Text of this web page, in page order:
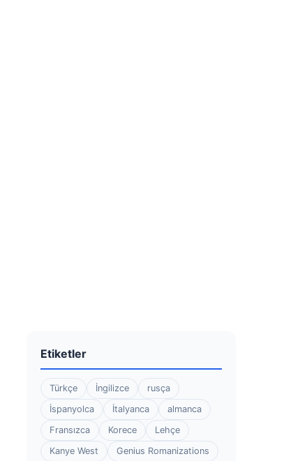
Etiketler
Türkçe İngilizce
rusça
İspanyolca
İtalyanca
almanca
Fransızca
Korece
Lehçe
Kanye West
Genius Romanizations